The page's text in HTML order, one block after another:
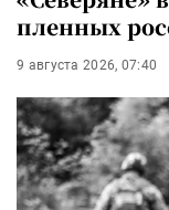
пленных
9 августа 2026, 07:40